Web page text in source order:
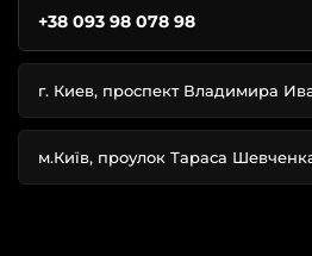
натуральные, нетоксичные,
нагрузки;
долговечную фурнитуру;
повышенную
+38 093 98 078 98
г. Киев, проспект Владимира
м.Київ, проулок Тараса